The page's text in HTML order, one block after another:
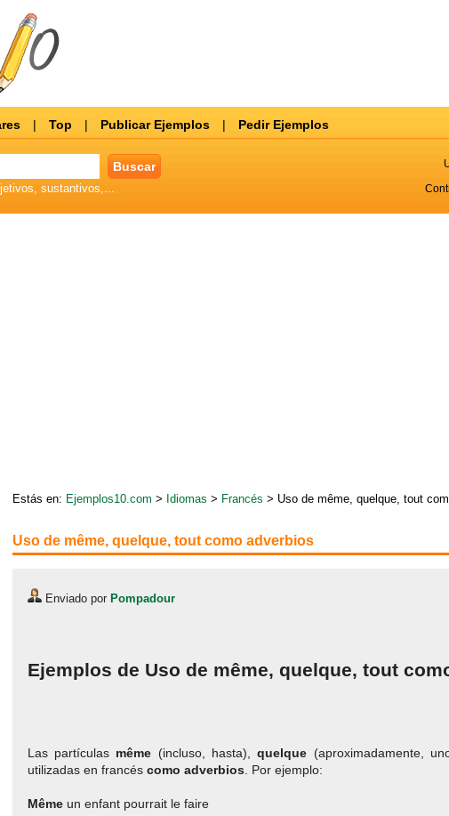
| Top | Publicar Ejemplos | Pedir Ejemplos
sustantivos,...
Estás en: Ejemplos10.com > Idiomas > Francés > Uso de même, quelque, tout
Uso de même, quelque, tout como adverbios
Enviado por Pompadour
Ejemplos de Uso de même, quelque, tout
Las partículas même (incluso, hasta),quelque (aproximadamente,
utilizadas en francés como adverbios. Por ejemplo:
Mêmeun enfant pourrait le faire